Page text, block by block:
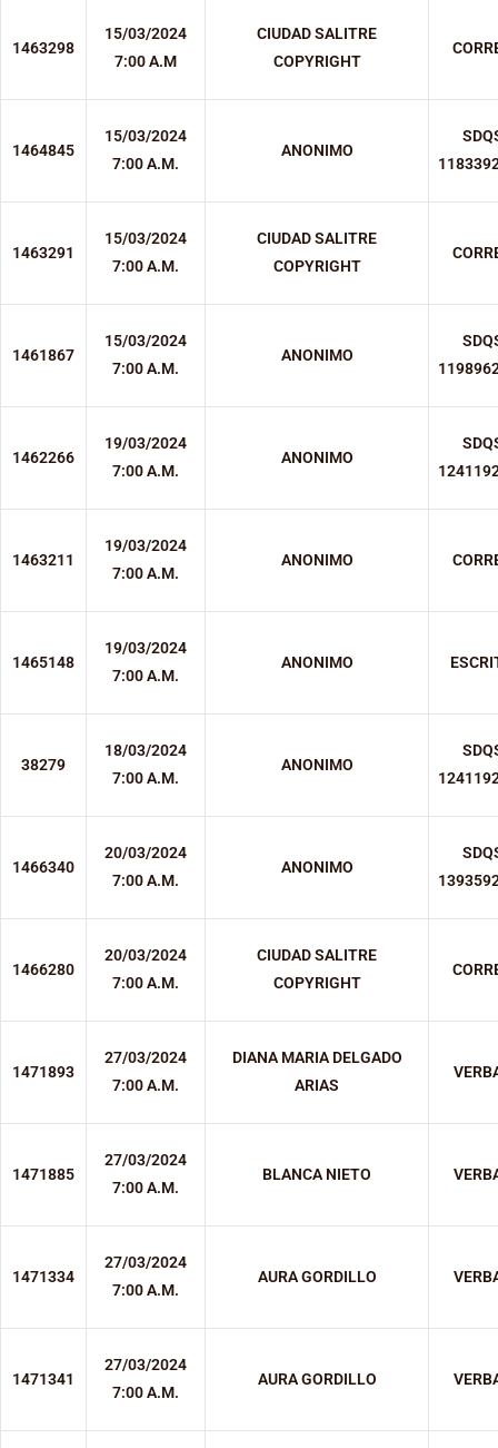
1463298
15/03/2024
7:00 A.M
CIUDAD SALITRE
COPYRIGHT
1464845
15/03/2024
7:00 A.M.
ANONIMO
1463291
15/03/2024
7:00 A.M.
CIUDAD SALITRE
COPYRIGHT
1461867
15/03/2024
7:00 A.M.
ANONIMO
1462266
19/03/2024
7:00 A.M.
ANONIMO
1463211
19/03/2024
7:00 A.M.
ANONIMO
1465148
19/03/2024
7:00 A.M.
ANONIMO
38279
18/03/2024
7:00 A.M.
ANONIMO
1466340
20/03/2024
7:00 A.M.
ANONIMO
1466280
20/03/2024
7:00 A.M.
CIUDAD SALITRE
COPYRIGHT
1471893
27/03/2024
7:00 A.M.
DIANA MARIA DELGADO
ARIAS
1471885
27/03/2024
7:00 A.M.
BLANCA NIETO
1471334
27/03/2024
7:00 A.M.
AURA GORDILLO
1471341
27/03/2024
7:00 A.M.
AURA GORDILLO